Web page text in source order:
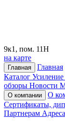
9к1, пом. 11Н
на карте
Главная
Главная
Каталог Усиление
обзоры Новости
О компании
О
Сертификаты,
Партнерам